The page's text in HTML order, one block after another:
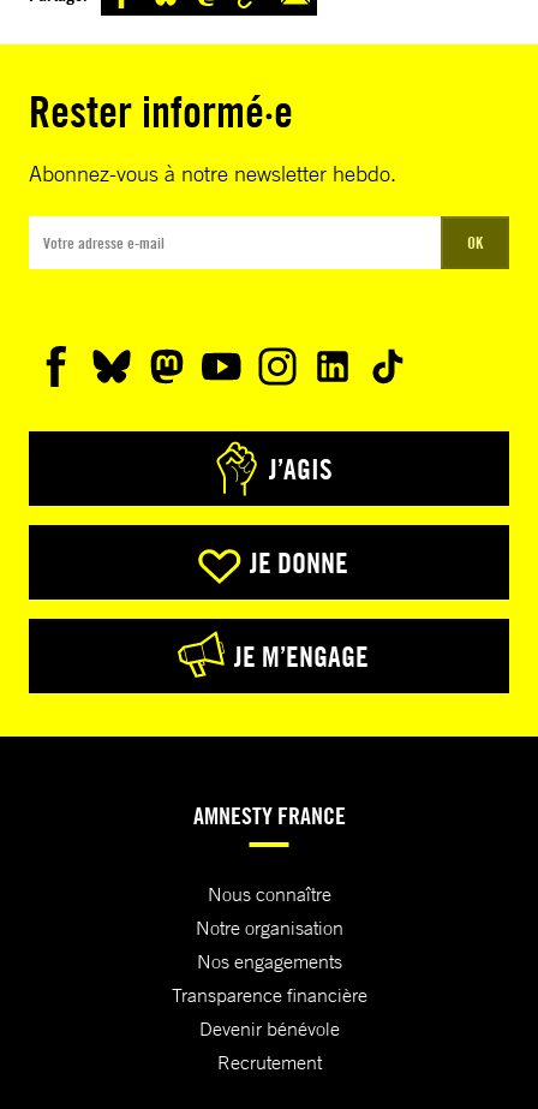
Rester informé·e
Abonnez-vous à notre newsletter hebdo.
OK
J’AGIS
JE DONNE
JE M’ENGAGE
AMNESTY FRANCE
Nous connaître
Notre organisation
Nos engagements
Transparence financière
Devenir bénévole
Recrutement